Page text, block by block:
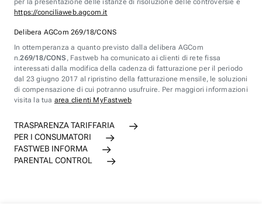
per la presentazione delle istanze di risoluzione delle controversie è
https://conciliaweb.agcom.it
Delibera AGCom 269/18/CONS
In ottemperanza a quanto previsto dalla delibera AGCom
n.269/18/CONS , Fastweb ha comunicato ai clienti di rete fissa
interessati dalla modifica della cadenza di fatturazione per il periodo
dal 23 giugno 2017 al ripristino della fatturazione mensile, le soluzioni
di compensazione di cui potranno usufruire. Per maggiori informazioni
visita la tua area clienti MyFastweb
TRASPARENZA TARIFFARIA
PER I CONSUMATORI
FASTWEB INFORMA
PARENTAL CONTROL